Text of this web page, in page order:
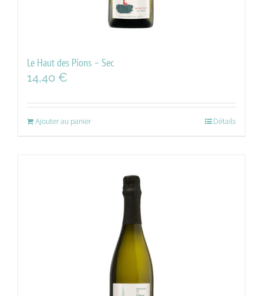
Le Haut des Pions – Sec
14,40 €
Ajouter au panier Détails